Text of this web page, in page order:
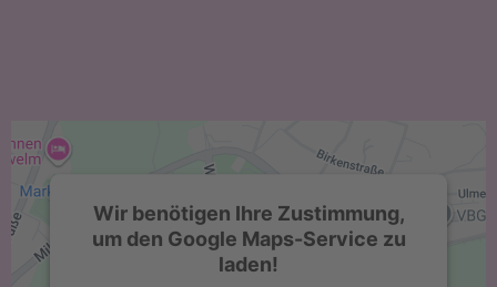
Wir benötigen Ihre Zustimmung,
um den Google Maps-Service zu
laden!